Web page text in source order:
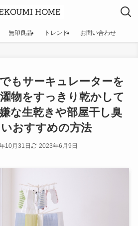
無印良品 トレンド お問い合わせ
もサーキュレーターを
物をすっきり乾かして
な生乾きや部屋干し臭
おすすめの方法
10月31日 2023年6月9日